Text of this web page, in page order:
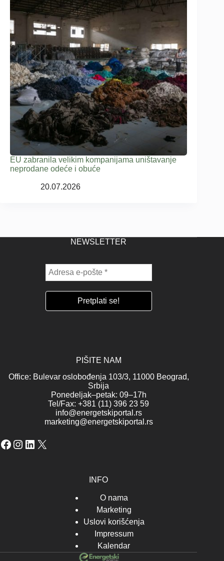
EU zabranila velikim kompanijama uništavanje
neprodane odeće i obuće
20.07.2026
NEWSLETTER
PIŠITE NAM
Office: Bulevar oslobođenja 103/3, 11000 Beograd,
Srbija
Ponedeljak–petak: 09–17h
Tel/Fax: +381 (11) 396 23 59
info@energetskiportal.rs
marketing@energetskiportal.rs
Facebook
Instagram
LinkedIn
X
INFO
O nama
Marketing
Uslovi korišćenja
Impressum
Kalendar